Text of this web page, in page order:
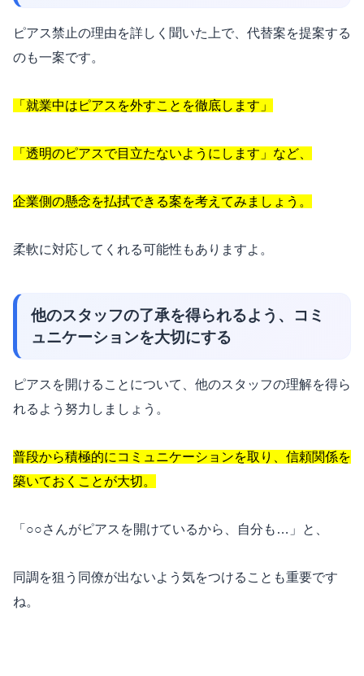
ピアス禁止の理由を詳しく聞いた上で、代替案を提案する
のも一案です。
「就業中はピアスを外すことを徹底します」
「透明のピアスで目立たないようにします」など、
企業側の懸念を払拭できる案を考えてみましょう。
柔軟に対応してくれる可能性もありますよ。
他のスタッフの了承を得られるよう、コミ
ュニケーションを大切にする
ピアスを開けることについて、他のスタッフの理解を得ら
れるよう努力しましょう。
普段から積極的にコミュニケーションを取り、信頼関係を
築いておくことが大切。
「○○さんがピアスを開けているから、自分も…」と、
同調を狙う同僚が出ないよう気をつけることも重要です
ね。